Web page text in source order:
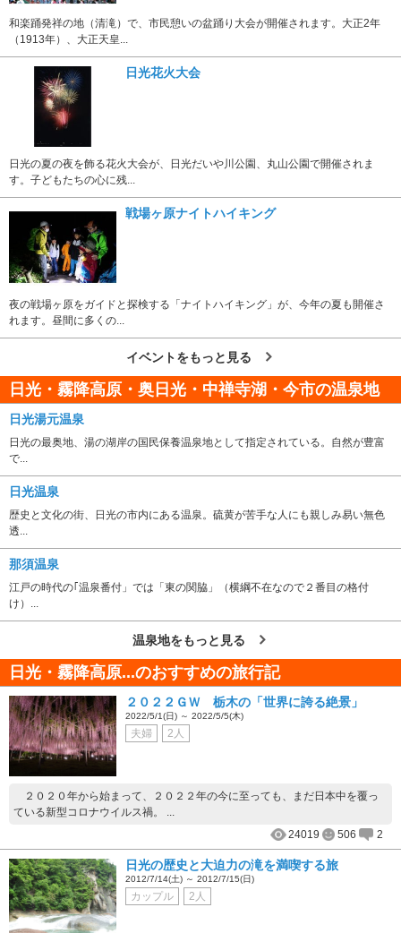
和楽踊発祥の地（清滝）で、市民憩いの盆踊り大会が開催されます。大正2年
（1913年）、大正天皇...
日光花火大会
日光の夏の夜を飾る花火大会が、日光だいや川公園、丸山公園で開催されま
す。子どもたちの心に残...
戦場ヶ原ナイトハイキング
夜の戦場ヶ原をガイドと探検する「ナイトハイキング」が、今年の夏も開催さ
れます。昼間に多くの...
イベントをもっと見る
日光・霧降高原・奥日光・中禅寺湖・今市の温泉地
日光湯元温泉
日光の最奥地、湯の湖岸の国民保養温泉地として指定されている。自然が豊富
で...
日光温泉
歴史と文化の街、日光の市内にある温泉。硫黄が苦手な人にも親しみ易い無色
透...
那須温泉
江戸の時代の｢温泉番付」では「東の関脇」（横綱不在なので２番目の格付
け）...
温泉地をもっと見る
日光・霧降高原...のおすすめの旅行記
２０２２ＧＷ 栃木の「世界に誇る絶景」
2022/5/1(日) ～ 2022/5/5(木)
夫婦 2人
２０２０年から始まって、２０２２年の今に至っても、まだ日本中を覆っ
ている新型コロナウイルス禍。 ...
24019
506 2
日光の歴史と大迫力の滝を満喫する旅
2012/7/14(土) ～ 2012/7/15(日)
カップル 2人